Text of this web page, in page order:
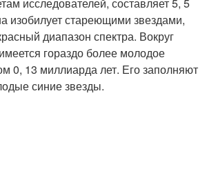
исследователей, составляет 5, 5
изобилует стареющими звездами,
диапазон спектра. Вокруг
гораздо более молодое
0, 13 миллиарда лет. Его заполняют
синие звезды.